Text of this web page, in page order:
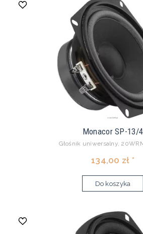
Monacor SP-13/4
Głośnik uniwersalny,
134,00 zł *
Do koszyka